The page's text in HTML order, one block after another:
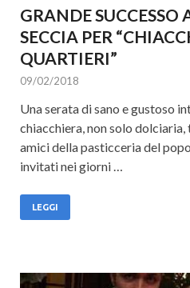
GRANDE SUCCESSO
SECCIA PER
QUARTIERI”
09/02/2018
Una serata di sano e gustoso
chiacchiera, non solo
amici della pasticceria del
invitati nei giorni …
LEGGI